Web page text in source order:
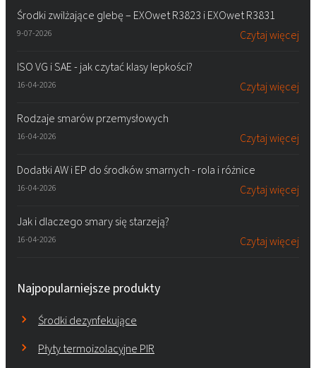
Środki zwilżające glebę – EXOwet R3823 i EXOwet R3831
9-07-2026 Czytaj więcej
ISO VG i SAE - jak czytać klasy lepkości?
16-04-2026 Czytaj więcej
Rodzaje smarów przemysłowych
16-04-2026 Czytaj więcej
Dodatki AW i EP do środków smarnych - rola i różnice
16-04-2026 Czytaj więcej
Jak i dlaczego smary się starzeją?
16-04-2026 Czytaj więcej
Najpopularniejsze produkty
Środki dezynfekujące
Płyty termoizolacyjne PIR